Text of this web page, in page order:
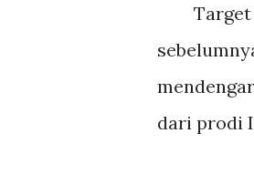
Target
dari prodi